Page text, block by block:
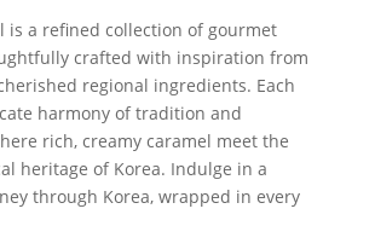
is a refined collection of gourmet
crafted with inspiration from
regional ingredients. Each
harmony of tradition and
rich, creamy caramel meet the
heritage of Korea. Indulge in a
through Korea, wrapped in every